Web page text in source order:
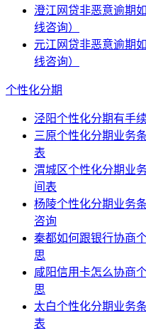
澄江网贷非恶意逾期
线咨询）
元江网贷非恶意逾期
线咨询）
个性化分期
泾阳个性化分期有手
三原个性化分期业务
表
渭城区个性化分期业
间表
杨陵个性化分期业务
咨询
秦都如何跟银行协商
思
咸阳信用卡怎么协商
思
太白个性化分期业务
表